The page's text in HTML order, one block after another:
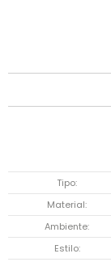
Tipo
Material
Ambiente
Estilo